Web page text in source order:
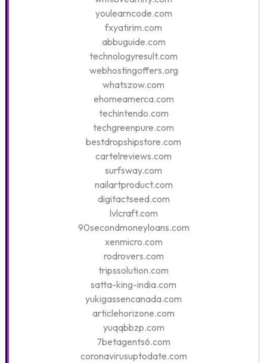
youlearncode.com
fxyatirim.com
abbuguide.com
technologyresult.com
webhostingoffers.org
whatszow.com
ehomeamerca.com
techintendo.com
techgreenpure.com
bestdropshipstore.com
cartelreviews.com
surfsway.com
nailartproduct.com
digitactseed.com
lvlcraft.com
90secondmoneyloans.com
xenmicro.com
rodrovers.com
tripssolution.com
satta-king-india.com
yukigassencanada.com
articlehorizone.com
yuqqbbzp.com
7betagents6.com
coronavirusuptodate.com